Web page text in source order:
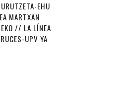
EHU
MARTXAN
// LA LÍNEA
UPV YA